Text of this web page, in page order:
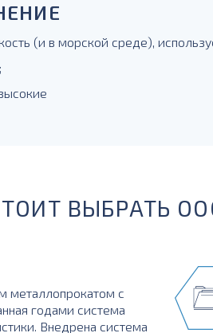
(и в морской среде),
ВЫБРАТЬ
металлопрокатом с
годами система
Внедрена система